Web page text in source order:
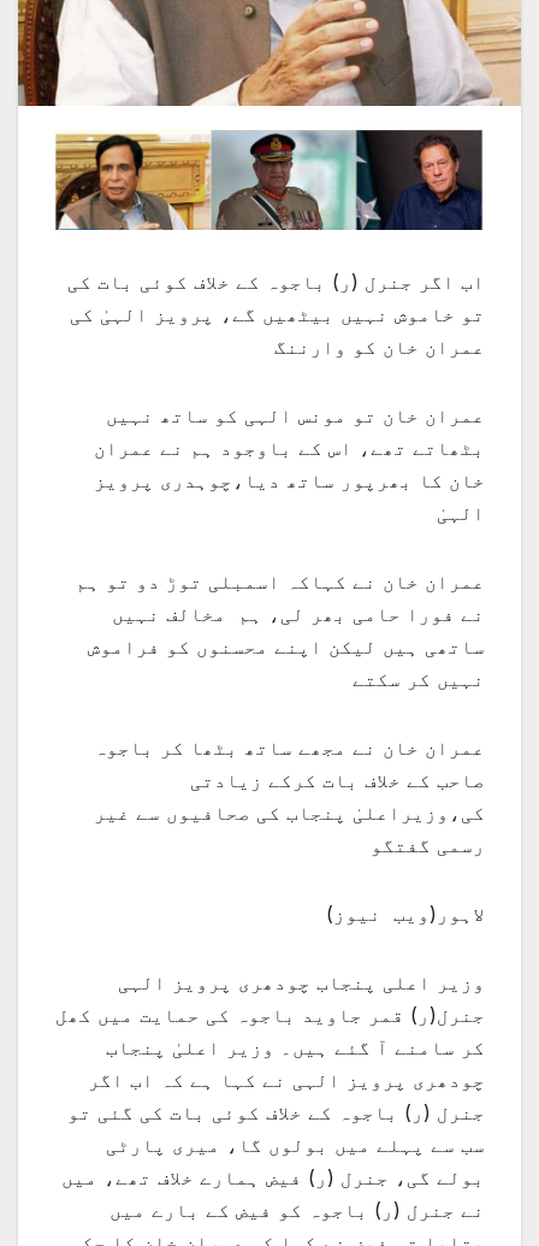
اب اگر جنرل (ر) باجوہ کے خلاف کوئی بات کی
تو خاموش نہیں بیٹھیں گے، پرویز الہیٰ کی
عمران خان کو وارننگ
عمران خان تو مونس الہی کو ساتھ نہیں
بٹھاتے تھے، اس کے باوجود ہم نے عمران
خان کا بھرپور ساتھ دیا،چوہدری پرویز
الہیٰ
عمران خان نے کہاکہ اسمبلی توڑ دو تو ہم
نے فورا حامی بھر لی، ہم مخالف نہیں
ساتھی ہیں لیکن اپنے محسنوں کو فراموش
نہیں کر سکتے
عمران خان نے مجھے ساتھ بٹھا کر باجوہ
صاحب کے خلاف بات کرکے زیادتی
کی،وزیراعلیٰ پنجاب کی صحافیوں سے غیر
رسمی گفتگو
لاہور(ویب نیوز)
وزیر اعلی پنجاب چودھری پرویز الہی
جنرل(ر) قمر جاوید باجوہ کی حمایت میں کھل
کر سامنے آ گئے ہیں۔ وزیر اعلیٰ پنجاب
چودھری پرویز الہی نے کہا ہے کہ اب اگر
جنرل (ر) باجوہ کے خلاف کوئی بات کی گئی تو
سب سے پہلے میں بولوں گا، میری پارٹی
بولے گی، جنرل (ر) فیض ہمارے خلاف تھے، میں
نے جنرل (ر) باجوہ کو فیض کے بارے میں